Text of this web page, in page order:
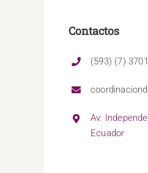
Contactos
(593) (7)
Av.
Ecuador